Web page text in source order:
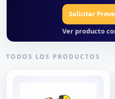
Solicitar
Ver producto
TODOS LOS PRODUCTOS